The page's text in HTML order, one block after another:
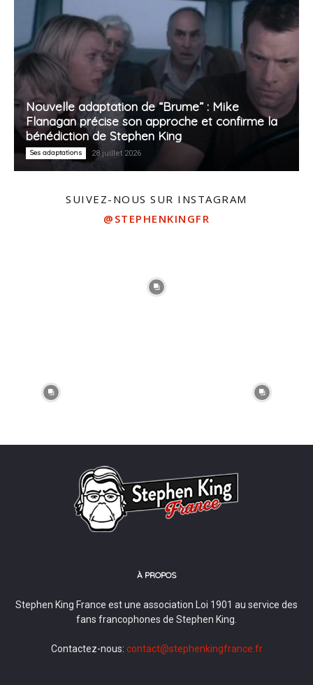
Nouvelle adaptation de “Brume” : Mike
Flanagan précise son approche et confirme la
bénédiction de Stephen King
Ses adaptations 28 juillet 2026
SUIVEZ-NOUS SUR INSTAGRAM
@STEPHENKINGFR
À PROPOS
Stephen King France est une association Loi 1901 au service des
fans francophones de Stephen King.
Contactez-nous: contact@stephenkingfrance.fr